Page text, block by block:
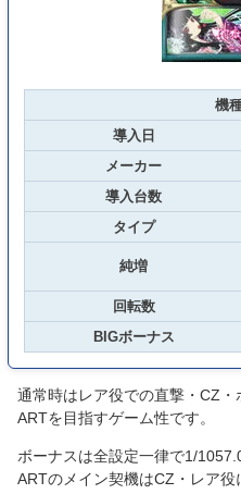
機
導入日
メーカー
導入台数
タイプ
純増
回転数
BIGボーナス
通常時はレア役での直撃・CZ・
ARTを目指すゲーム性です。
ボーナスは全設定一律で1/
ARTのメイン契機はCZ・レア役